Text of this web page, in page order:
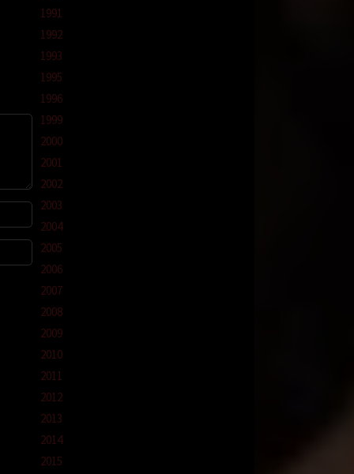
1991
1992
1993
1995
1996
1999
2000
2001
2002
2003
2004
2005
2006
2007
2008
2009
2010
2011
2012
2013
2014
2015